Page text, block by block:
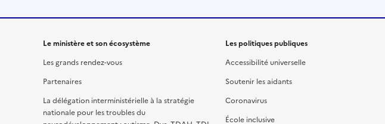
Le ministère et son écosystème
Les grands rendez-vous
Partenaires
La délégation interministérielle à la stratégie
nationale pour les troubles du
Les politiques publiques
Accessibilité universelle
Soutenir les aidants
Coronavirus
École inclusive